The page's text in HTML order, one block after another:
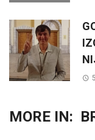
MORE IN: